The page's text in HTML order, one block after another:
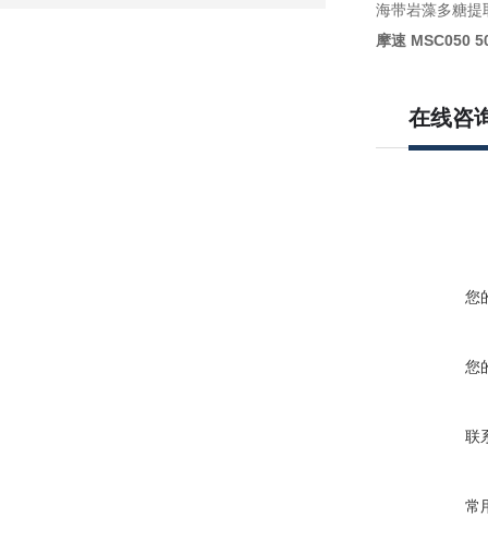
海带岩藻多糖提
摩速 MSC050
在线咨
您
您
联
常